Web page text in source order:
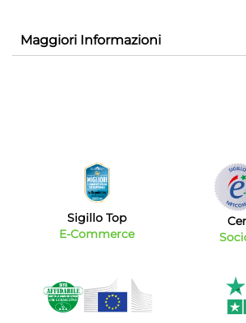
Maggiori Informazioni
Sigillo Top
E-Commerce